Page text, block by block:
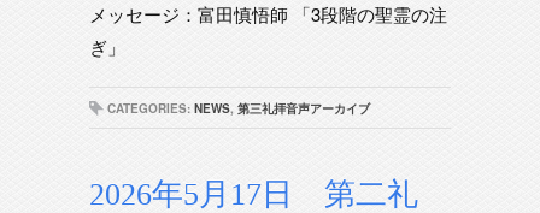
メッセージ：富田慎悟師 「3段階の聖霊の注
ぎ」
CATEGORIES: NEWS, 第三礼拝音声アーカイブ
2026年5月17日 第二礼